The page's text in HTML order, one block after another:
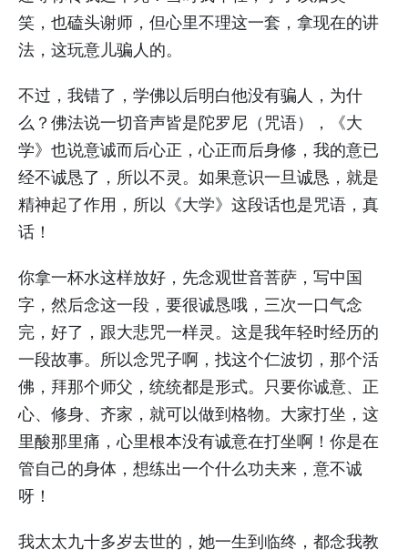
笑，也磕头谢师，但心里不理这一套，拿现在的讲
法，这玩意儿骗人的。
不过，我错了，学佛以后明白他没有骗人，为什
么？佛法说一切音声皆是陀罗尼（咒语），《大
学》也说意诚而后心正，心正而后身修，我的意已
经不诚恳了，所以不灵。如果意识一旦诚恳，就是
精神起了作用，所以《大学》这段话也是咒语，真
话！
你拿一杯水这样放好，先念观世音菩萨，写中国
字，然后念这一段，要很诚恳哦，三次一口气念
完，好了，跟大悲咒一样灵。这是我年轻时经历的
一段故事。所以念咒子啊，找这个仁波切，那个活
佛，拜那个师父，统统都是形式。只要你诚意、正
心、修身、齐家，就可以做到格物。大家打坐，这
里酸那里痛，心里根本没有诚意在打坐啊！你是在
管自己的身体，想练出一个什么功夫来，意不诚
呀！
我太太九十多岁去世的，她一生到临终，都念我教